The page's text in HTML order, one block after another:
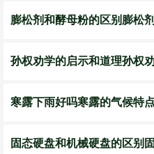
膨松剂和酵母粉的区别膨松
孙权劝学的启示和道理孙权
寒露下雨好吗寒露的气候特点
固态硬盘和机械硬盘的区别